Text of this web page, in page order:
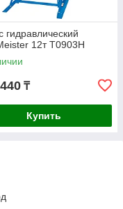
гидравлический
12т T0903H
₸
Купить